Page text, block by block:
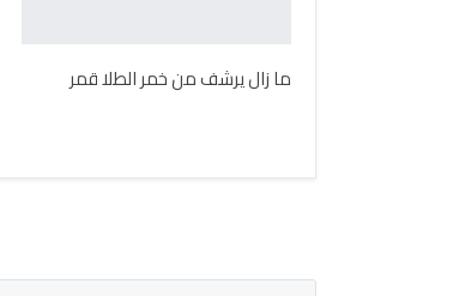
ما زال يرشف من خمر الطلا قمر